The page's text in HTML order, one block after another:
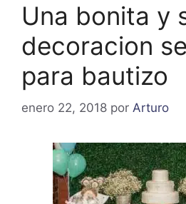
Una bonita y
decoracion
para bautizo
enero 22, 2018 por Arturo